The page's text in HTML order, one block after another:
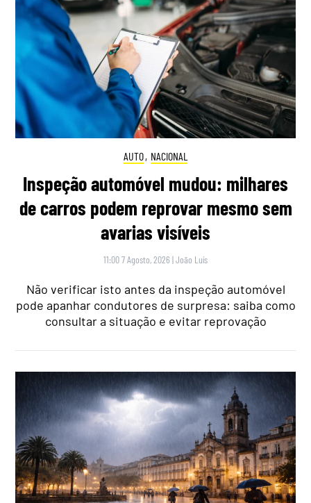
AUTO, NACIONAL
Inspeção automóvel mudou: milhares
de carros podem reprovar mesmo sem
avarias visíveis
11:00 7 Agosto, 2026 |João Luís
Não verificar isto antes da inspeção automóvel
pode apanhar condutores de surpresa: saiba como
consultar a situação e evitar reprovação